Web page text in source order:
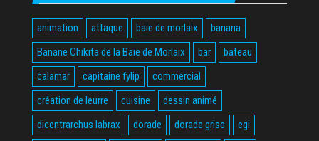
animation attaque baie de morlaix
banana
Banane Chikita de la Baie de Morlaix
bar
bateau
calamar
capitaine fylip
commercial
création de leurre
cuisine
dessin animé
dicentrarchus labrax
dorade dorade grise
egi